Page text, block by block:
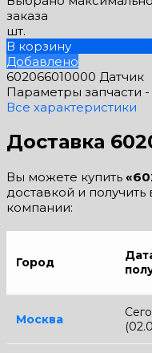
заказа
шт.
В корзину
Добавлено
602066010000 Датчик
Параметры запчасти -
Все характеристики
Доставка
Вы можете купить
доставкой и
компании:
Город
Москва